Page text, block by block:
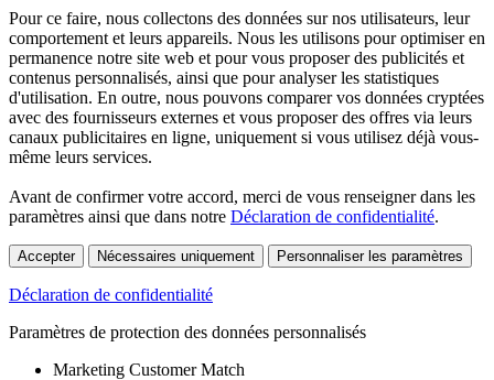
Pour ce faire, nous collectons des données sur nos utilisateurs, leur
comportement et leurs appareils. Nous les utilisons pour optimiser en
permanence notre site web et pour vous proposer des publicités et
contenus personnalisés, ainsi que pour analyser les statistiques
d'utilisation. En outre, nous pouvons comparer vos données cryptées
avec des fournisseurs externes et vous proposer des offres via leurs
canaux publicitaires en ligne, uniquement si vous utilisez déjà vous-
même leurs services.
Avant de confirmer votre accord, merci de vous renseigner dans les
paramètres ainsi que dans notre Déclaration de confidentialité.
Accepter Nécessaires uniquement Personnaliser les paramètres
Déclaration de confidentialité
Paramètres de protection des données personnalisés
Marketing Customer Match